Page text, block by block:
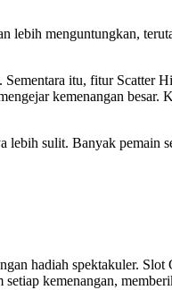
lebih menguntungkan,
itu, fitur Scatter
kemenangan besar.
lebih sulit. Banyak pemain
hadiah spektakuler.
kemenangan,